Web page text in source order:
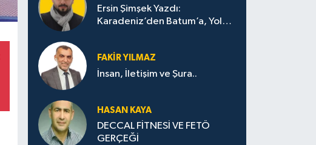
Ersin Şimşek Yazdı:
Karadeniz’den Batum’a, Yolun
FAKIR YILMAZ
İnsan, İletişim ve Şura..
HASAN KAYA
DECCAL FİTNESİ VE FETÖ
GERÇEĞİ